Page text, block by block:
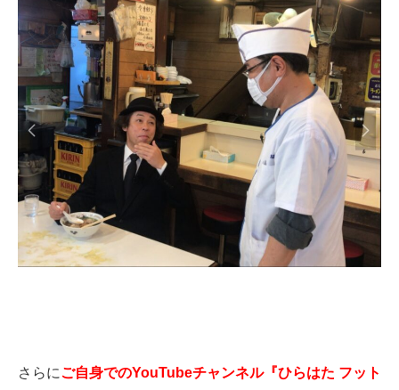
さらにご自身でのYouTubeチャンネル『ひらはた フット